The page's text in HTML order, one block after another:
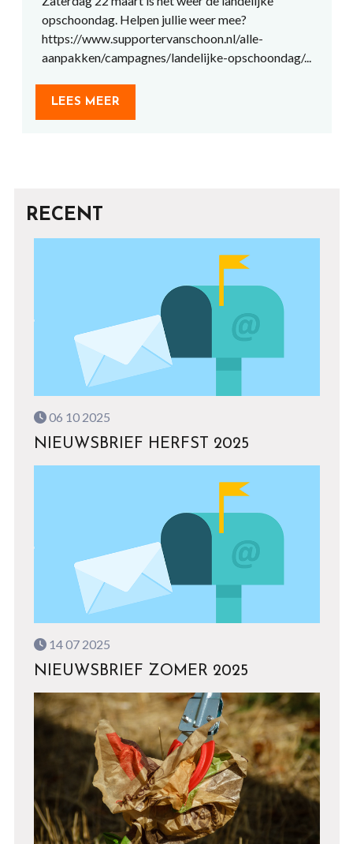
opschoondag. Helpen jullie weer mee?
https://www.supportervanschoon.nl/alle-
aanpakken/campagnes/landelijke-opschoondag/...
LEES MEER
RECENT
06 10 2025
NIEUWSBRIEF HERFST 2025
14 07 2025
NIEUWSBRIEF ZOMER 2025